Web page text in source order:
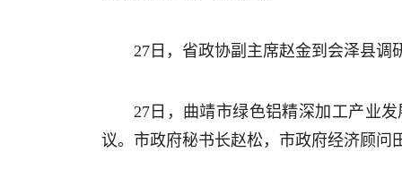
27日，省政协副主席赵金到会泽县
27日，曲靖市绿色铝精深加工产业
议。市政府秘书长赵松，市政府经济顾问